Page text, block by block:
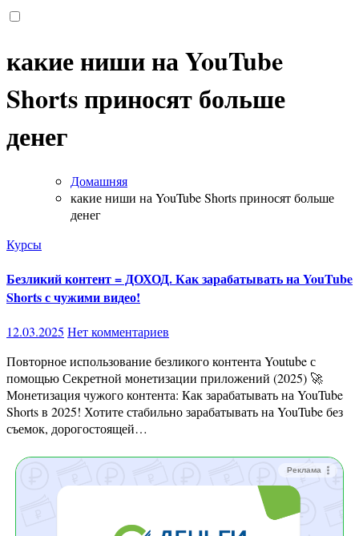
какие ниши на YouTube
Shorts приносят больше
денег
Домашняя
какие ниши на YouTube Shorts приносят больше
денег
Курсы
Безликий контент = ДОХОД. Как зарабатывать на YouTube
Shorts с чужими видео!
12.03.2025 Нет комментариев
Повторное использование безликого контента Youtube с
помощью Секретной монетизации приложений (2025) 🚀
Монетизация чужого контента: Как зарабатывать на YouTube
Shorts в 2025! Хотите стабильно зарабатывать на YouTube без
съемок, дорогостоящей…
Реклама